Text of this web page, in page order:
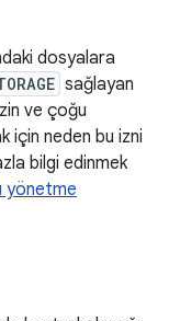
dosyalara
sağlayan
ve çoğu
için neden bu izni
bilgi edinmek
yönetme